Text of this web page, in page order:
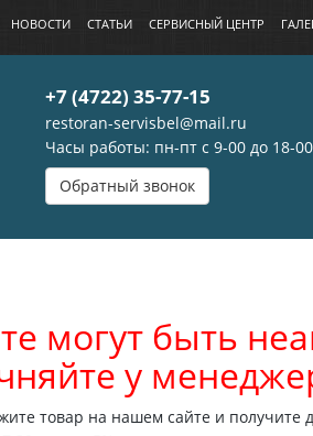
НОВОСТИ СТАТЬИ СЕРВИСНЫЙ ЦЕНТР
+7 (4722) 35-77-15
restoran-servisbel@mail.ru
Часы работы: пн-пт с 9-00 до 18-00
Обратный звонок
могут быть
у
товар на нашем сайте и получите